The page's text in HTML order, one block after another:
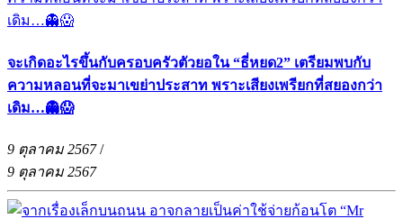
จะเกิดอะไรขึ้นกับครอบครัวตัวยอใน “ธี่หยด2” เตรียมพบกับ
ความหลอนที่จะมาเขย่าประสาท พราะเสียงเพรียกที่สยองกว่า
เดิม…👻😱
9 ตุลาคม 2567/
9 ตุลาคม 2567